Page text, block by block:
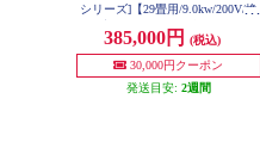
シリーズ]【29畳用/9.0kw/200V/換
025年モデル】★大型配送対象商品
AN905ARP-W-ESET
385,000円
(税込)
30,000円クーポン
発送目安: 2週間